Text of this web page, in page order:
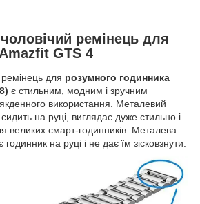
ремінецьдля
Amazfit GTS 4
для розумного годинника
є стильним, модним і зручним
використання. Металевий
на руці, виглядає дуже стильно і
великих смарт-годинників. Металева
на руці і не дає їм зісковзнути.